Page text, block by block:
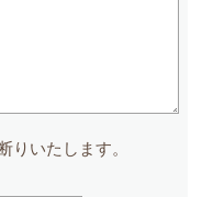
りいたします。